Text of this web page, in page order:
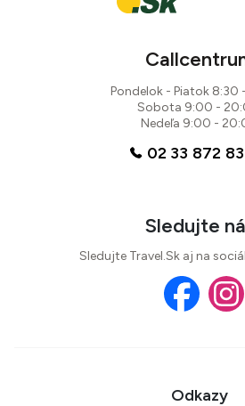
Pondelok - Piatok 8:30
Sobota 9:00 -
Nedeľa 9:00 -
02 33 872
Sledujte
Sledujte Travel.Sk aj na